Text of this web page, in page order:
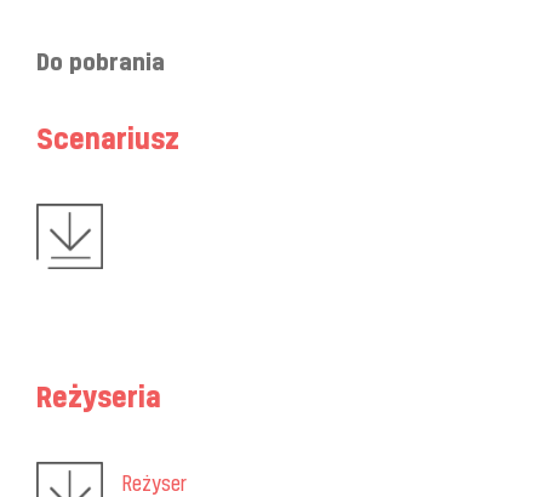
Do pobrania
Scenariusz
Reżyseria
Reżyser